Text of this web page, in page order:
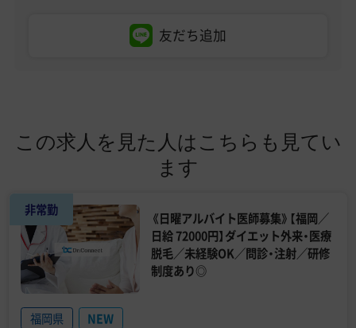
友だち追加
この求人を見た人はこちらも見てい
ます
非常勤
《日曜アルバイト医師募集》【福岡／
日給 72000円】ダイエット外来・医療
脱毛／未経験OK／問診・注射／研修
制度あり◎
福岡県 NEW